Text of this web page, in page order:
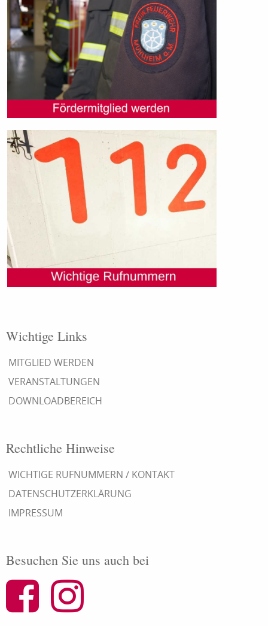
Wichtige Links
MITGLIED WERDEN
VERANSTALTUNGEN
DOWNLOADBEREICH
Rechtliche Hinweise
WICHTIGE RUFNUMMERN / KONTAKT
DATENSCHUTZERKLÄRUNG
IMPRESSUM
Besuchen Sie uns auch bei